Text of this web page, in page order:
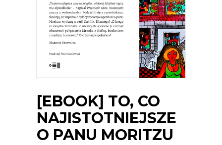
[EBOOK] TO, CO
NAJISTOTNIEJSZE
O PANU MORITZU